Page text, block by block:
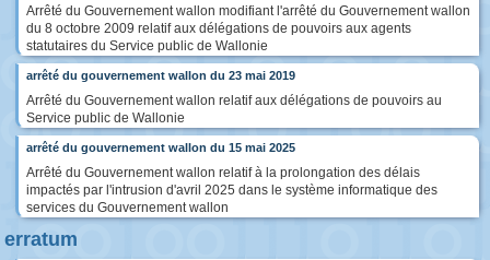
Arrêté du Gouvernement wallon modifiant l'arrêté du Gouvernement wallon
du 8 octobre 2009 relatif aux délégations de pouvoirs aux agents
statutaires du Service public de Wallonie
arrêté du gouvernement wallon du 23 mai 2019
Arrêté du Gouvernement wallon relatif aux délégations de pouvoirs au
Service public de Wallonie
arrêté du gouvernement wallon du 15 mai 2025
Arrêté du Gouvernement wallon relatif à la prolongation des délais
impactés par l'intrusion d'avril 2025 dans le système informatique des
services du Gouvernement wallon
erratum